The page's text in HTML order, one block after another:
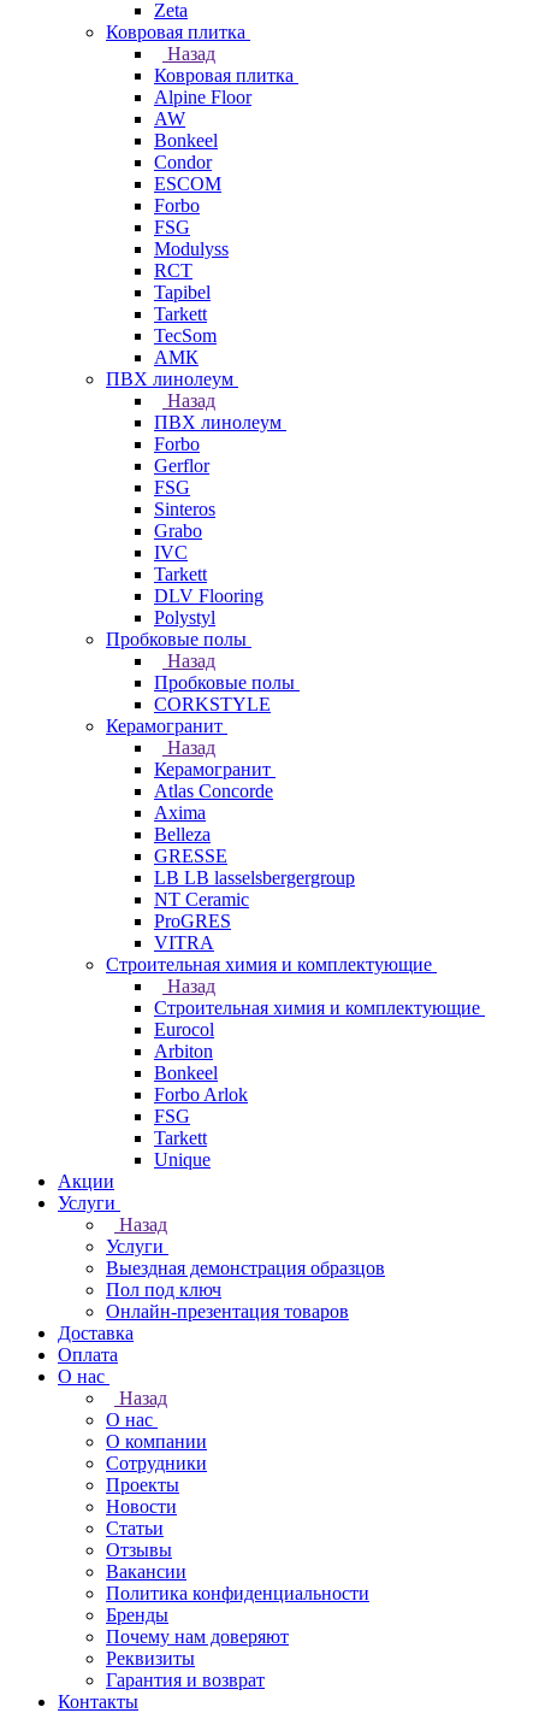
Zeta
Ковровая плитка
Назад
Ковровая плитка
Alpine Floor
AW
Bonkeel
Condor
ESCOM
Forbo
FSG
Modulyss
RCT
Tapibel
Tarkett
TecSom
АМК
ПВХ линолеум
Назад
ПВХ линолеум
Forbo
Gerflor
FSG
Sinteros
Grabo
IVC
Tarkett
DLV Flooring
Polystyl
Пробковые полы
Назад
Пробковые полы
CORKSTYLE
Керамогранит
Назад
Керамогранит
Atlas Concorde
Axima
Belleza
GRESSE
LB LB lasselsbergergroup
NT Ceramic
ProGRES
VITRA
Строительная химия и комплектующие
Назад
Строительная химия и комплектующие
Eurocol
Arbiton
Bonkeel
Forbo Arlok
FSG
Tarkett
Unique
Акции
Услуги
Назад
Услуги
Выездная демонстрация образцов
Пол под ключ
Онлайн-презентация товаров
Доставка
Оплата
О нас
Назад
О нас
О компании
Сотрудники
Проекты
Новости
Статьи
Отзывы
Вакансии
Политика конфиденциальности
Бренды
Почему нам доверяют
Реквизиты
Гарантия и возврат
Контакты